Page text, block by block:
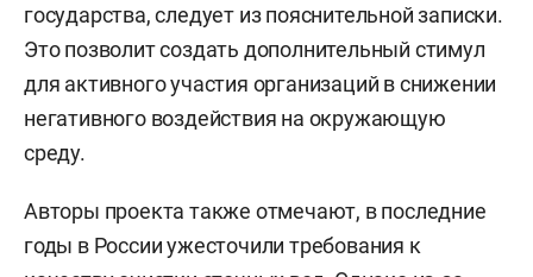
государства, следует из пояснительной записки.
Это позволит создать дополнительный стимул
для активного участия организаций в снижении
негативного воздействия на окружающую
среду.
Авторы проекта также отмечают, в последние
годы в России ужесточили требования к